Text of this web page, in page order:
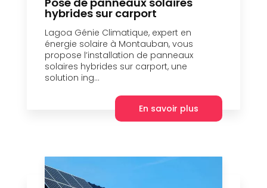
hybrides sur carport
Lagoa Génie Climatique, expert en
énergie solaire à Montauban, vous
propose l’installation de panneaux
solaires hybrides sur carport, une
solution ing...
En savoir plus